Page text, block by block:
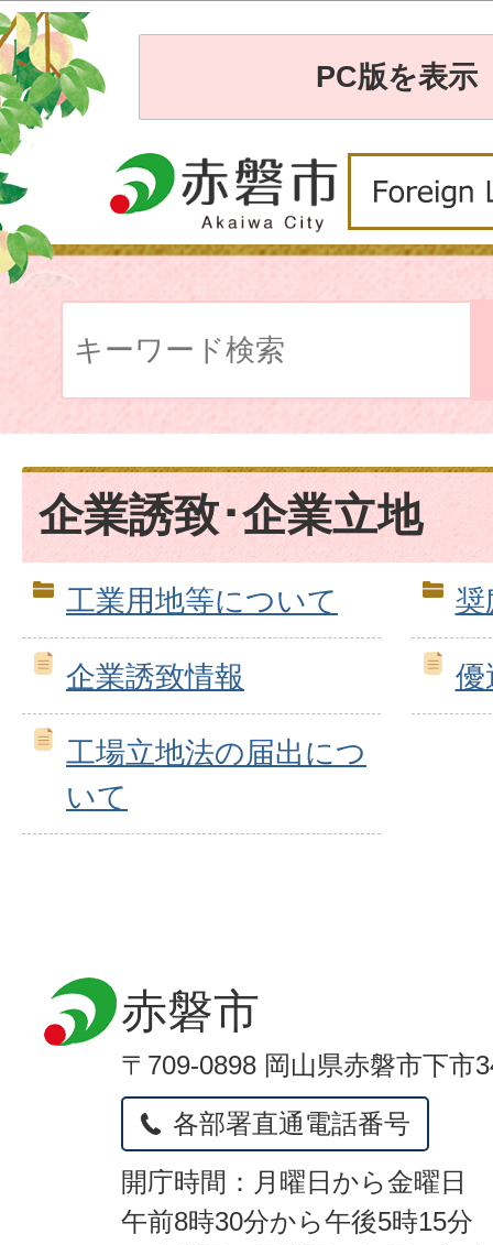
PC版を表示
企業誘致･企業立地
工業用地等について 奨
企業誘致情報 優
工場立地法の届出につ
いて
赤磐市
〒709-0898 岡山県赤磐市下市
各部署直通電話番号
開庁時間：月曜日から金曜日
午前8時30分から午後5時15分